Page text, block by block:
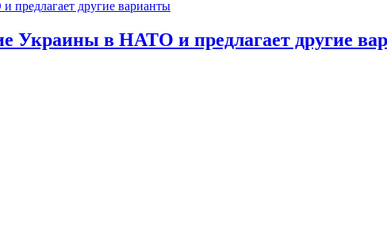
Украины в НАТО и предлагает другие